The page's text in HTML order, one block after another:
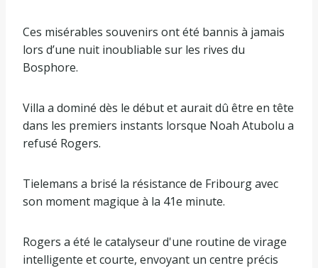
Ces misérables souvenirs ont été bannis à jamais
lors d’une nuit inoubliable sur les rives du
Bosphore.
Villa a dominé dès le début et aurait dû être en tête
dans les premiers instants lorsque Noah Atubolu a
refusé Rogers.
Tielemans a brisé la résistance de Fribourg avec
son moment magique à la 41e minute.
Rogers a été le catalyseur d'une routine de virage
intelligente et courte, envoyant un centre précis